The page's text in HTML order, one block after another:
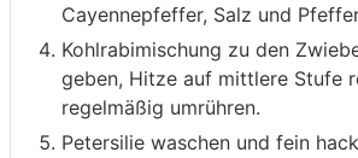
Cayennepfeffer, Salz und
Kohlrabimischung zu den
geben, Hitze auf mittlere Stufe
regelmäßig umrühren.
Petersilie waschen und fein